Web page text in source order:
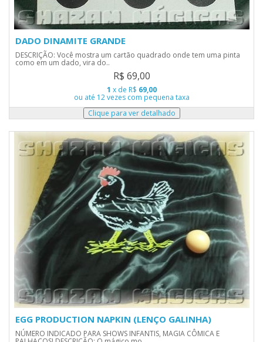
DADO DINAMITE GRANDE
DESCRIÇÃO: Você mostra um cartão quadrado onde tem uma pinta
como em um dado, vira do..
R$ 69,00
1 x de R$ 69,00
ou até 12 vezes com pequena taxa
EGG PRODUCTION NAPKIN (LENÇO GALINHA)
NÚMERO INDICADO PARA SHOWS INFANTIS, MAGIA CÔMICA E